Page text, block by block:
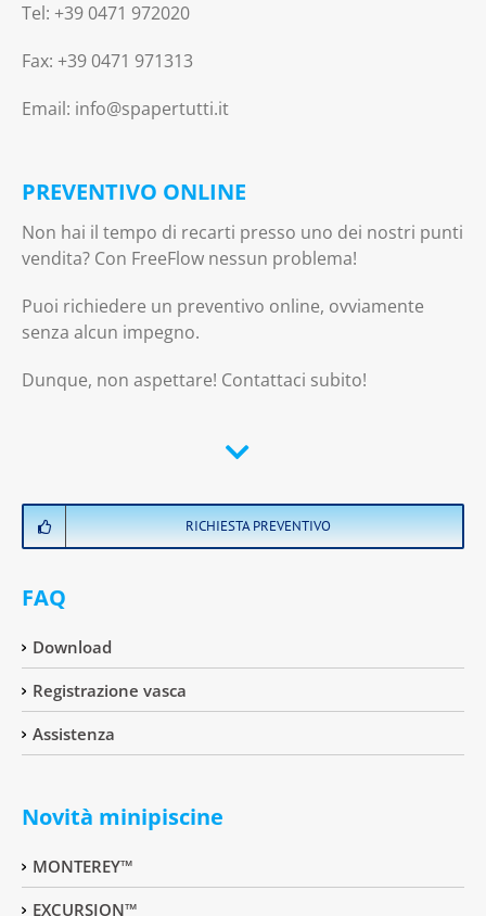
Tel: +39 0471 972020
Fax: +39 0471 971313
Email: info@spapertutti.it
PREVENTIVO ONLINE
Non hai il tempo di recarti presso uno dei nostri punti
vendita? Con FreeFlow nessun problema!
Puoi richiedere un preventivo online, ovviamente
senza alcun impegno.
Dunque, non aspettare! Contattaci subito!
RICHIESTA PREVENTIVO
FAQ
Download
Registrazione vasca
Assistenza
Novità minipiscine
MONTEREY™
EXCURSION™